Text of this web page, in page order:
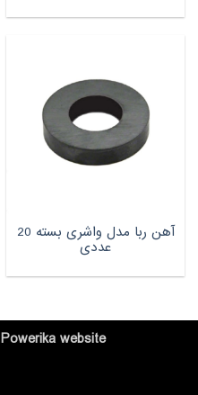
آهن ربا مدل واشری بسته 20
عددی
Powerikawebsite